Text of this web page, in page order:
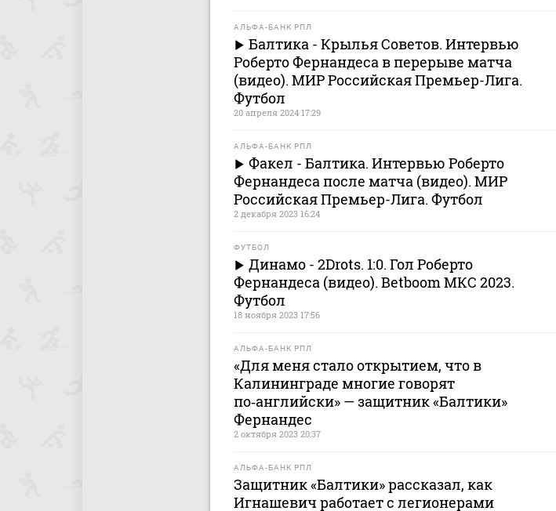
АЛЬФА-БАНК РПЛ
Балтика - Крылья Советов. Интервью
Роберто Фернандеса в перерыве матча
(видео). МИР Российская Премьер-Лига.
Футбол
20 апреля 2024 17:29
АЛЬФА-БАНК РПЛ
Факел - Балтика. Интервью Роберто
Фернандеса после матча (видео). МИР
Российская Премьер-Лига. Футбол
2 декабря 2023 16:24
ФУТБОЛ
Динамо - 2Drots. 1:0. Гол Роберто
Фернандеса (видео). Betboom МКС 2023.
Футбол
18 ноября 2023 17:56
АЛЬФА-БАНК РПЛ
«Для меня стало открытием, что в
Калининграде многие говорят
по‑английски» — защитник «Балтики»
Фернандес
2 октября 2023 20:37
АЛЬФА-БАНК РПЛ
Защитник «Балтики» рассказал, как
Игнашевич работает с легионерами